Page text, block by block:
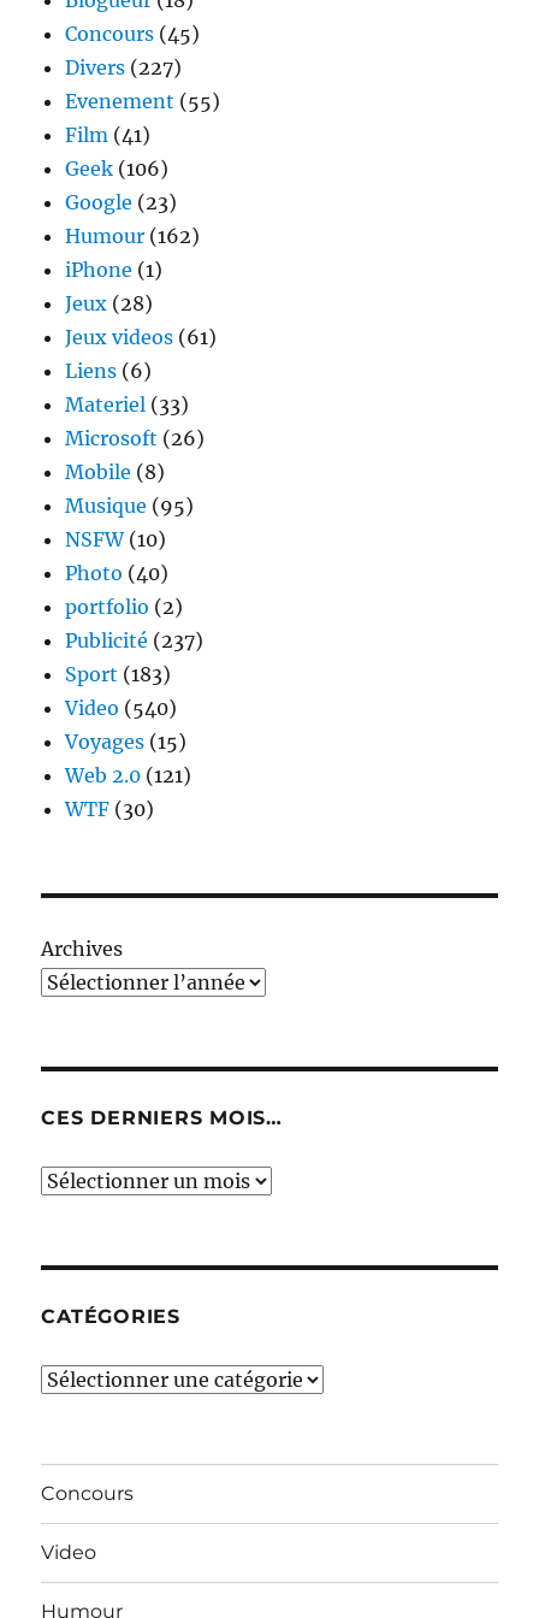
Concours (45)
Divers (227)
Evenement (55)
Film (41)
Geek (106)
Google (23)
Humour (162)
iPhone (1)
Jeux (28)
Jeux videos (61)
Liens (6)
Materiel (33)
Microsoft (26)
Mobile (8)
Musique (95)
NSFW(10)
Photo (40)
portfolio (2)
Publicité (237)
Sport (183)
Video (540)
Voyages (15)
Web 2.0 (121)
WTF (30)
Archives
CES DERNIERS MOIS…
Ces
CATÉGORIES
Catégories
Concours
Video
Humour